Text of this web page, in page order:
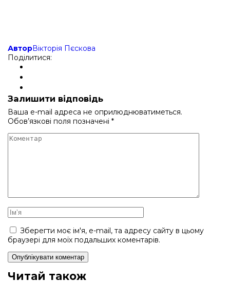
АвторВікторія Пєскова
Поділитися:
Залишити відповідь
Ваша e-mail адреса не оприлюднюватиметься.
Обов’язкові поля позначені *
Зберегти моє ім'я, e-mail, та адресу сайту в цьому
браузері для моїх подальших коментарів.
Читай також